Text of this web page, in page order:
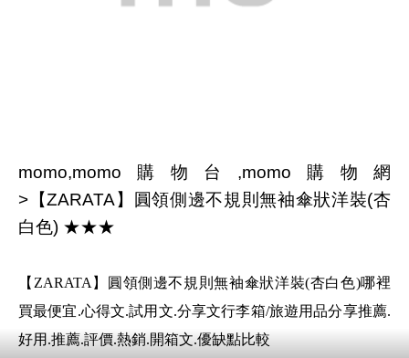
momo,momo購物台,momo購物網
>【ZARATA】圓領側邊不規則無袖傘狀洋裝(杏
白色) ★★★
【ZARATA】圓領側邊不規則無袖傘狀洋裝(杏白色)哪裡
買最便宜.心得文.試用文.分享文行李箱/旅遊用品分享推薦.
好用.推薦.評價.熱銷.開箱文.優缺點比較